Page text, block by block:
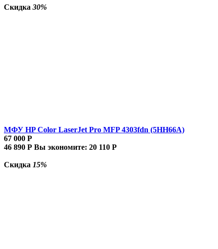
Скидка 30%
МФУ HP Color LaserJet Pro MFP 4303fdn (5HH66A)
67 000 Р
46 890 Р Вы экономите: 20 110 Р
Скидка 15%